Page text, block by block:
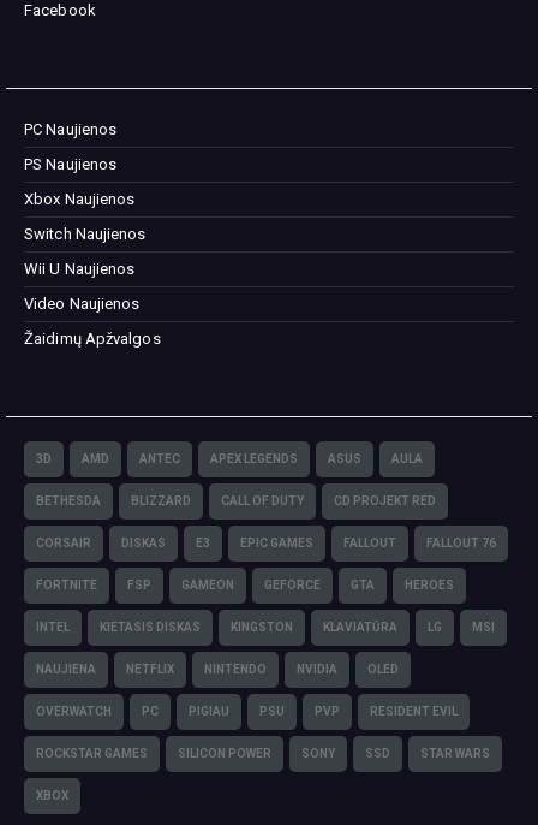
Facebook
PC Naujienos
PS Naujienos
Xbox Naujienos
Switch Naujienos
Wii U Naujienos
Video Naujienos
Žaidimų Apžvalgos
3D AMD ANTEC APEX LEGENDS ASUS AULA
BETHESDA BLIZZARD CALL OF DUTY CD PROJEKT RED
CORSAIR DISKAS E3 EPIC GAMES FALLOUT FALLOUT 76
FORTNITE FSP GAMEON GEFORCE GTA HEROES
INTEL KIETASIS DISKAS KINGSTON KLAVIATŪRA LG MSI
NAUJIENA NETFLIX NINTENDO NVIDIA OLED
OVERWATCH PC PIGIAU PSU PVP RESIDENT EVIL
ROCKSTAR GAMES SILICON POWER SONY SSD STAR WARS
XBOX